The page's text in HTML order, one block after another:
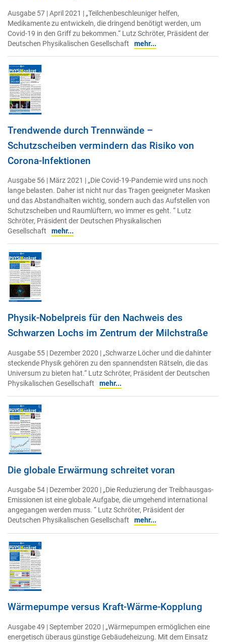
Ausgabe 57 | April 2021 | „Teilchenbeschleuniger helfen,
Medikamente zu entwickeln, die dringend benötigt werden, um
Covid-19 in den Griff zu bekommen.“ Lutz Schröter, Präsident der
Deutschen Physikalischen Gesellschaft
mehr...
Trendwende durch Trennwände –
Schutzscheiben vermindern das Risiko von
Corona-Infektionen
Ausgabe 56 | März 2021 | „Die Covid-19-Pandemie wird uns noch
lange belasten. Daher ist nicht nur das Tragen geeigneter Masken
und das Abstandhalten wichtig, sondern auch das Aufstellen von
Schutzscheiben und Raumlüftern, wo immer es geht. “ Lutz
Schröter, Präsident der Deutschen Physikalischen
Gesellschaft
mehr...
Physik-Nobelpreis für den Nachweis des
Schwarzen Lochs im Zentrum der Milchstraße
Ausgabe 55 | Dezember 2020 | „Schwarze Löcher und die dahinter
steckende Physik gehören zu den spannendsten Rätseln, die das
Universum zu bieten hat.“ Lutz Schröter, Präsident der Deutschen
Physikalischen Gesellschaft
mehr...
Die globale Erwärmung schreitet voran
Ausgabe 54 | Dezember 2020 | „Die Reduzierung der Treibhausgas-
Emissionen ist eine globale Aufgabe, die umgehend international
angegangen werden muss. “ Lutz Schröter, Präsident der
Deutschen Physikalischen Gesellschaft
mehr...
Wärmepumpe versus Kraft-Wärme-Kopplung
Ausgabe 49 | September 2020 | „Wärmepumpen ermöglichen eine
energetisch überaus günstige Gebäudeheizung. Mit dem Einsatz